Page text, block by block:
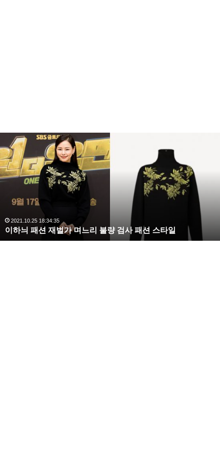
당시 유하나는 “임신했을때 출산이 임박했음을 느껴 남
편에게 말했더니 사정이 있다며 훈련 숙소로 돌아갔다”
라며 “어쩔 수 없이 불해서 시댁에서 잠을 잤고 결국 새
벽 2시에 양수가 터졌다” 라고 말했는데요 이어 “남편에
게 전화를 했더니 전화를 받지 않았고 한참 뒤 술 마신
걸 티 안내려고 비비크림까지 바르고 나타나 침대 옆에
수
해
라
김
완
벽
한
2020.10.03 10:59:30
복수해라 김사랑, 완벽한 S라인 몸매 시선 압도